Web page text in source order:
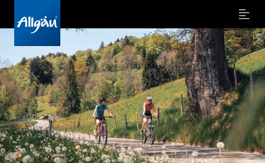
Menu
©